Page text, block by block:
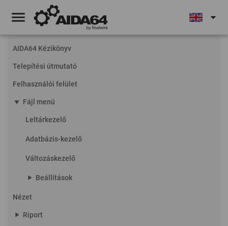
menu arrow_drop_down
AIDA64 Kézikönyv
Telepítési útmutató
Felhasználói felület
play_arrow Fájl menü
Leltárkezelő
Adatbázis-kezelő
Változáskezelő
play_arrow Beállítások
Nézet
play_arrow Riport